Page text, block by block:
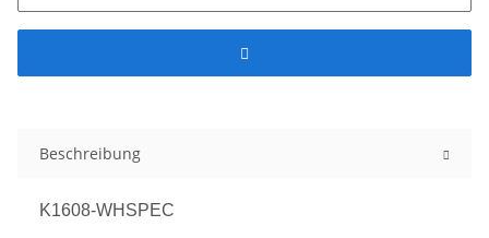
Beschreibung
K1608-WHSPEC